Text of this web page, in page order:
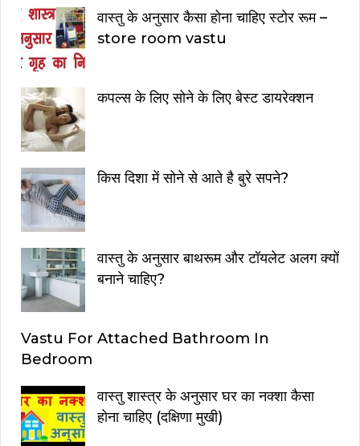
वास्तु के अनुसार कैसा होना चाहिए स्टोर रूम –
store room vastu
कपल्स के लिए सोने के लिए बेस्ट डायरेक्शन
किस दिशा में सोने से आते है बुरे सपने?
वास्तु के अनुसार बाथरूम और टॉयलेट अलग क्यों
बनाने चाहिए?
Vastu For Attached Bathroom In
Bedroom
वास्तु शास्त्र के अनुसार घर का नक्शा कैसा
होना चाहिए (दक्षिणा मुखी)